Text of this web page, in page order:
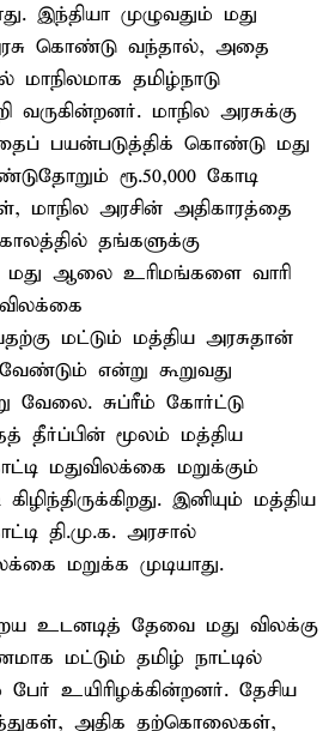
இந்தியா முழுவதும் மது
கொண்டு வந்தால், அதை
மாநிலமாக தமிழ்நாடு
வருகின்றனர். மாநில அரசுக்கு
பயன்படுத்திக் கொண்டு மது
ரூ.50,000 கோடி
மாநில அரசின் அதிகாரத்தை
தங்களுக்கு
மது ஆலை உரிமங்களை வாரி
மட்டும் மத்திய அரசுதான்
என்று கூறுவது
வேலை. சுப்ரீம் கோர்ட்டு
தீர்ப்பின் மூலம் மத்திய
மதுவிலக்கை மறுக்கும்
கிழிந்திருக்கிறது. இனியும் மத்திய
தி.மு.க. அரசால்
மறுக்க முடியாது.
உடனடித் தேவை மது விலக்கு
மட்டும் தமிழ் நாட்டில்
உயிரிழக்கின்றனர். தேசிய
அதிக தற்கொலைகள்,